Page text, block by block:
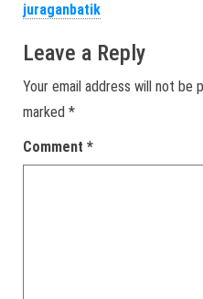
juraganbatik
Leave a Reply
Your email address will not be
marked *
Comment *